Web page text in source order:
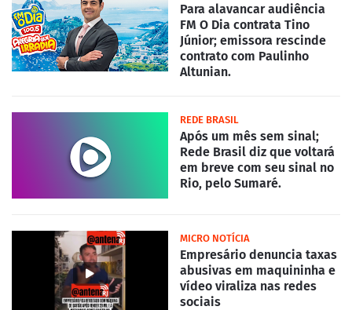
Para alavancar audiência
FM O Dia contrata Tino
Júnior; emissora rescinde
contrato com Paulinho
Altunian.
REDE BRASIL
Após um mês sem sinal;
Rede Brasil diz que voltará
em breve com seu sinal no
Rio, pelo Sumaré.
MICRO NOTÍCIA
Empresário denuncia taxas
abusivas em maquininha e
vídeo viraliza nas redes
sociais